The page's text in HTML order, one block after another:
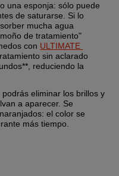
una esponja: sólo puede
de saturarse. Si lo
mucha agua
de tratamiento"
con ULTIMATE
sin aclarado
reduciendo la
eliminar los brillos y
a aparecer. Se
el color se
más tiempo.